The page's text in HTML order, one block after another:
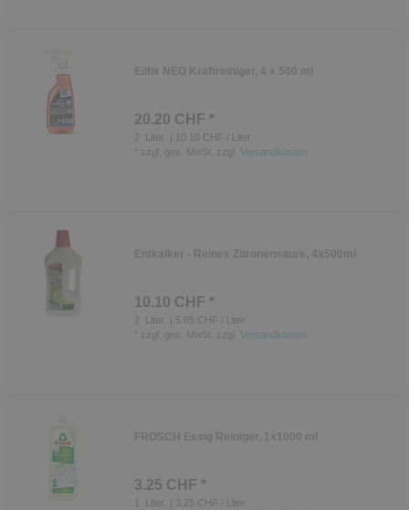
Eilfix NEO Kraftreiniger, 4 x 500 ml
20.20 CHF *
2 Liter
| 10.10 CHF / Liter
zzgl. ges. MwSt. zzgl. Versandkosten
Entkalker - Reinex Zitronensäure, 4x500ml
10.10 CHF *
2 Liter
| 5.05 CHF / Liter
zzgl. ges. MwSt. zzgl. Versandkosten
FROSCH Essig Reiniger, 1x1000 ml
3.25 CHF *
1 Liter
| 3.25 CHF / Liter